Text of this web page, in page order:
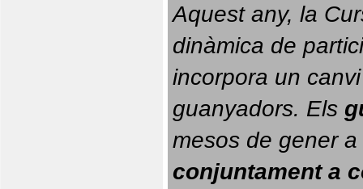
Aquest any, la
dinàmica de
incorpora un
guanyadors. Els
conjuntament a